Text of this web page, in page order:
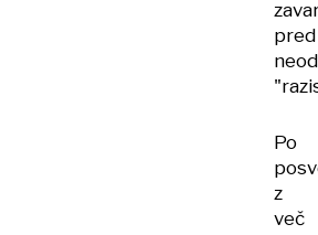
pred
Po
z
več